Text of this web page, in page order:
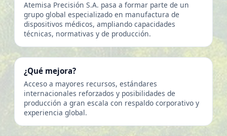
Atemisa Precisión S.A. pasa a formar parte de un
grupo global especializado en manufactura de
dispositivos médicos, ampliando capacidades
técnicas, normativas y de producción.
¿Qué mejora?
Acceso a mayores recursos, estándares
internacionales reforzados y posibilidades de
producción a gran escala con respaldo corporativo y
experiencia global.